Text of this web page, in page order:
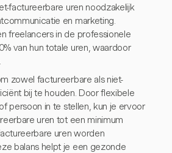
factureerbare uren noodzakelijk
en marketing.
freelancers in de professionele
van hun totale uren, waardoor
zowel factureerbare als niet-
bij te houden. Door flexibele
persoon in te stellen, kun je ervoor
uren tot een minimum
uren worden
balans helpt je een gezonde